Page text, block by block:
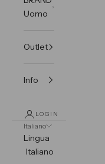
Uomo
Outlet
Info
LOGIN
Italiano
Lingua
Italiano